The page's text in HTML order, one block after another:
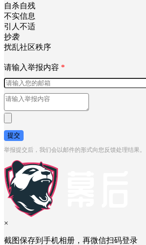
自杀自残
不实信息
引人不适
抄袭
扰乱社区秩序
请输入举报内容 *
提交
举报提交后，我们会以邮件的形式向您反馈处理结果。
×
截图保存到手机相册，再微信扫码登录